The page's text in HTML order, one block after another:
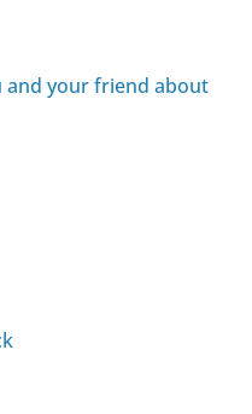
and your friend about